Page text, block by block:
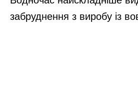
забруднення з виробу із